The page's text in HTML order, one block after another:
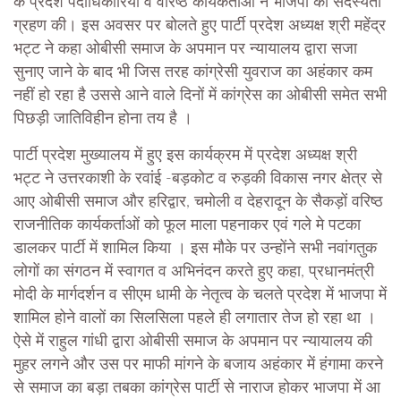
ग्रहण की। इस अवसर पर बोलते हुए पार्टी प्रदेश अध्यक्ष श्री महेंद्र
भट्ट ने कहा ओबीसी समाज के अपमान पर न्यायालय द्वारा सजा
सुनाए जाने के बाद भी जिस तरह कांग्रेसी युवराज का अहंकार कम
नहीं हो रहा है उससे आने वाले दिनों में कांग्रेस का ओबीसी समेत सभी
पिछड़ी जातिविहीन होना तय है ।
पार्टी प्रदेश मुख्यालय में हुए इस कार्यक्रम में प्रदेश अध्यक्ष श्री
भट्ट ने उत्तरकाशी के रवांई -बड़कोट व रुड़की विकास नगर क्षेत्र से
आए ओबीसी समाज और हरिद्वार, चमोली व देहरादून के सैकड़ों वरिष्ठ
राजनीतिक कार्यकर्ताओं को फूल माला पहनाकर एवं गले मे पटका
डालकर पार्टी में शामिल किया । इस मौके पर उन्होंने सभी नवांगतुक
लोगों का संगठन में स्वागत व अभिनंदन करते हुए कहा, प्रधानमंत्री
मोदी के मार्गदर्शन व सीएम धामी के नेतृत्व के चलते प्रदेश में भाजपा में
शामिल होने वालों का सिलसिला पहले ही लगातार तेज हो रहा था ।
ऐसे में राहुल गांधी द्वारा ओबीसी समाज के अपमान पर न्यायालय की
मुहर लगने और उस पर माफी मांगने के बजाय अहंकार में हंगामा करने
से समाज का बड़ा तबका कांग्रेस पार्टी से नाराज होकर भाजपा में आ